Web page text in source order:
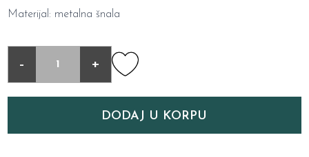
Materijal: metalna šnala
- +
DODAJ U KORPU